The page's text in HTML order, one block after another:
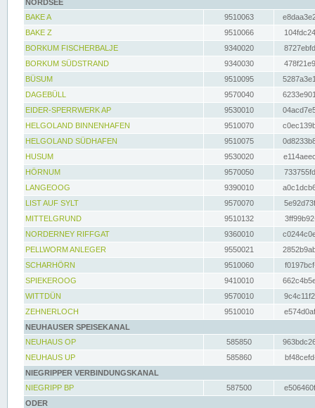
NORDSEE
BAKE A
9510063
BAKE Z
9510066
BORKUM FISCHERBALJE
9340020
BORKUM SÜDSTRAND
9340030
BÜSUM
9510095
DAGEBÜLL
9570040
EIDER-SPERRWERK AP
9530010
HELGOLAND BINNENHAFEN
9510070
HELGOLAND SÜDHAFEN
9510075
HUSUM
9530020
HÖRNUM
9570050
LANGEOOG
9390010
LIST AUF SYLT
9570070
MITTELGRUND
9510132
NORDERNEY RIFFGAT
9360010
PELLWORM ANLEGER
9550021
SCHARHÖRN
9510060
SPIEKEROOG
9410010
WITTDÜN
9570010
ZEHNERLOCH
9510010
NEUHAUSER SPEISEKANAL
NEUHAUS OP
585850
NEUHAUS UP
585860
NIEGRIPPER VERBINDUNGSKANAL
NIEGRIPP BP
587500
ODER